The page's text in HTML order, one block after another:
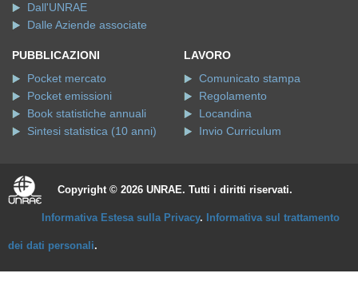
Dall'UNRAE
Dalle Aziende associate
PUBBLICAZIONI
Pocket mercato
Pocket emissioni
Book statistiche annuali
Sintesi statistica (10 anni)
LAVORO
Comunicato stampa
Regolamento
Locandina
Invio Curriculum
Copyright © 2026 UNRAE. Tutti i diritti riservati.
Informativa Estesa sulla Privacy. Informativa sul trattamento
dei dati personali.